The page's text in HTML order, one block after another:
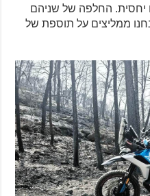
יחסית. החלפה של שניהם
ש"ח, אז אנחנו ממליצים על תוספת של